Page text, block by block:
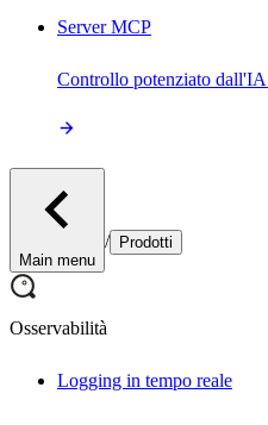
Server MCP
Controllo potenziato
Main menu
/ Prodotti
Osservabilità
Logging in tempo reale